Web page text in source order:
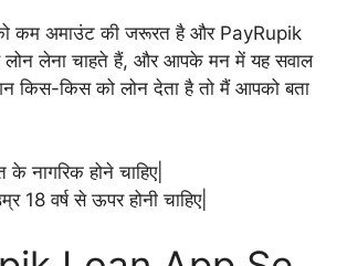
कम अमाउंट की जरूरत है और PayRupik
लेना चाहते हैं, और आपके मन में यह सवाल
किस-किस को लोन देता है तो मैं आपको बता
नागरिक होने चाहिए|
18 वर्ष से ऊपर होनी चाहिए|